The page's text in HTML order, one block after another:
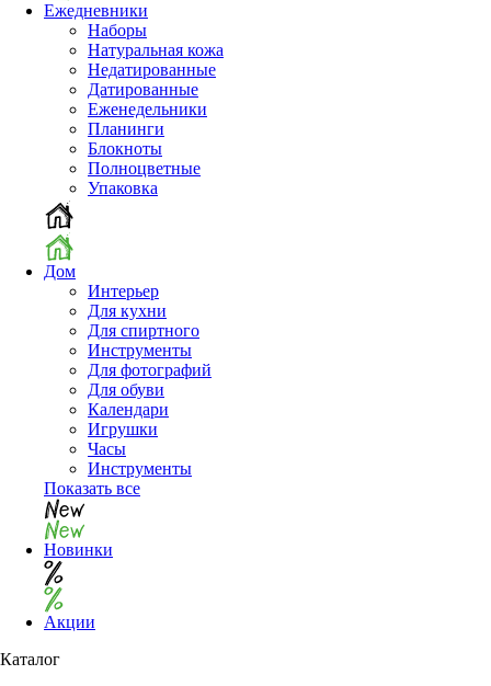
Ежедневники
Наборы
Натуральная кожа
Недатированные
Датированные
Еженедельники
Планинги
Блокноты
Полноцветные
Упаковка
Дом
Интерьер
Для кухни
Для спиртного
Инструменты
Для фотографий
Для обуви
Календари
Игрушки
Часы
Инструменты
Показать все
Новинки
Акции
Каталог